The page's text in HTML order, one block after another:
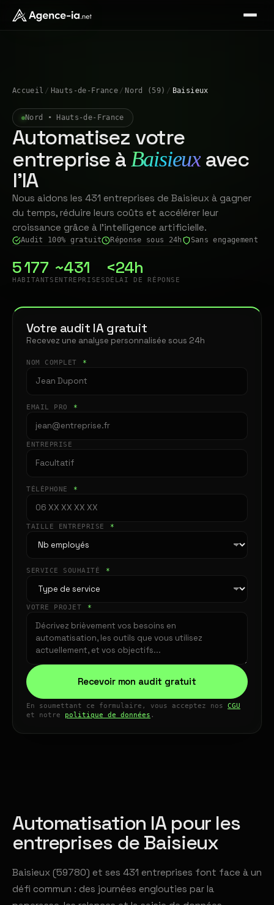
Accueil / Hauts-de-France / Nord (59) / Baisieux
Nord • Hauts-de-France
Automatisez votre
entreprise à Baisieux avec
l'IA
Nous aidons les 431 entreprises de Baisieux à gagner
du temps, réduire leurs coûts et accélérer leur
croissance grâce à l'intelligence artificielle.
Audit 100% gratuit Réponse sous 24h Sans engagement
5 177
HABITANTS
~431
ENTREPRISES
<24h
DÉLAI DE RÉPONSE
Votre audit IA gratuit
Recevez une analyse personnalisée sous 24h
NOM COMPLET *
EMAIL PRO *
ENTREPRISE
TÉLÉPHONE *
TAILLE ENTREPRISE *
SERVICE SOUHAITÉ *
VOTRE PROJET *
Recevoir mon audit gratuit
En soumettant ce formulaire, vous acceptez nos CGU
et notre politique de données .
Automatisation IA pour les
entreprises de Baisieux
Baisieux (59780) et ses 431 entreprises font face à un
défi commun : des journées englouties par la